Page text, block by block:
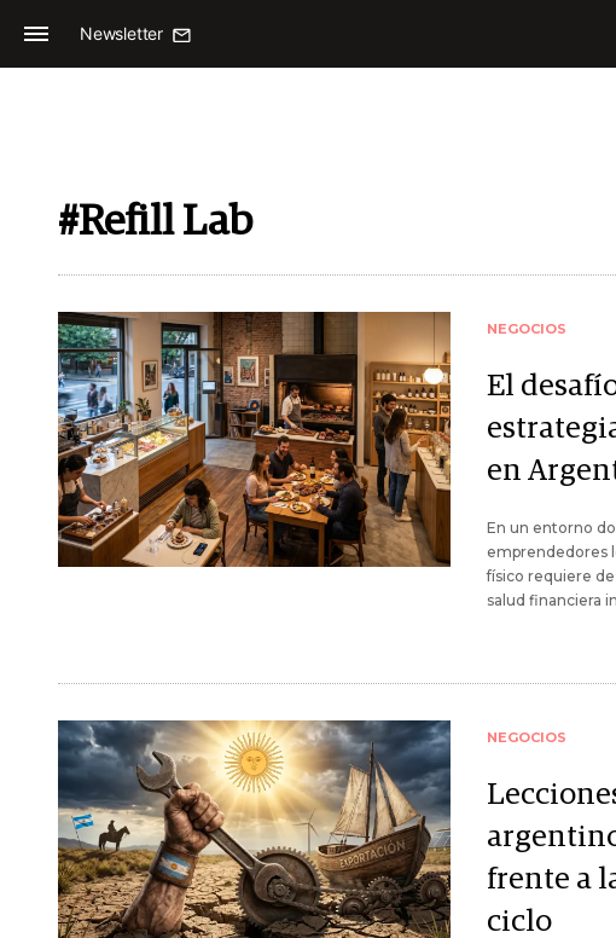
Newsletter
#Refill Lab
NEGOCIOS
El
en
En un entorno
emprendedores
físico requiere
salud financiera
NEGOCIOS
frente a
ciclo